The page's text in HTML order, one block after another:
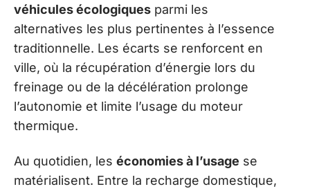
véhicules écologiques parmi les
alternatives les plus pertinentes à l’essence
traditionnelle. Les écarts se renforcent en
ville, où la récupération d’énergie lors du
freinage ou de la décélération prolonge
l’autonomie et limite l’usage du moteur
thermique.
Au quotidien, les économies à l’usage se
matérialisent. Entre la recharge domestique,